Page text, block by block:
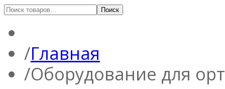
Главная
Оборудование для